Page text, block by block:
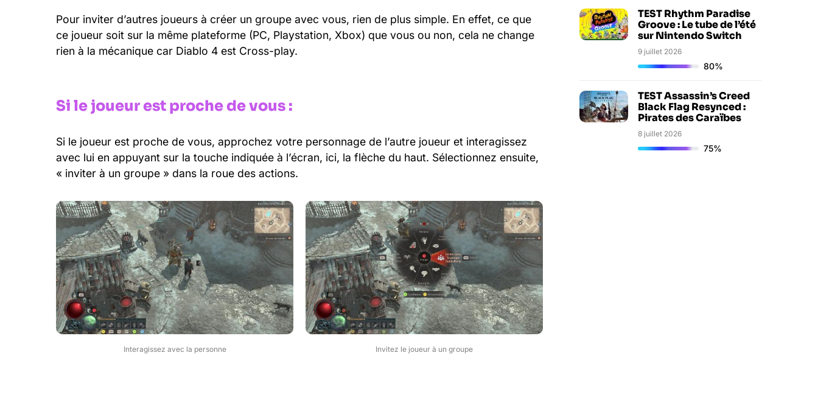
Pour inviter d’autres joueurs à créer un groupe avec vous, rien de plus simple. En effet, ce que
ce joueur soit sur la même plateforme (PC, Playstation, Xbox) que vous ou non, cela ne change
rien à la mécanique car Diablo 4 est Cross-play.
Si le joueur est proche de vous :
Si le joueur est proche de vous, approchez votre personnage de l’autre joueur et interagissez
avec lui en appuyant sur la touche indiquée à l’écran, ici, la flèche du haut. Sélectionnez ensuite,
« inviter à un groupe » dans la roue des actions.
Interagissez avec la personne Invitez le joueur à un groupe
TEST Rhythm Paradise
Groove : Le tube de l’été
sur Nintendo Switch
9 juillet 2026
80%
TEST Assassin’s Creed
Black Flag Resynced :
Pirates des Caraïbes
8 juillet 2026
75%